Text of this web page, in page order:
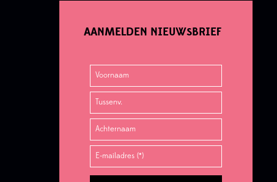
AANMELDEN NIEUWSBRIEF